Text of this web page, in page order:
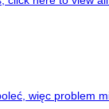
więc problem